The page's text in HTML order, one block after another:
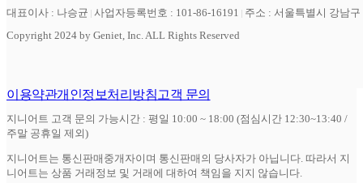
대표이사 : 나승균 사업자등록번호 : 101-86-16191
주소 : 서울특별시 강남
Copyright 2024 by Geniet, Inc. ALL Rights Reserved
이용약관개인정보처리방침고객 문의
지니어트 고객 문의 가능시간 : 평일 10:00 ~ 18:00 (점심시간 12:30~13:40 /
주말 공휴일 제외)
지니어트는 통신판매중개자이며 통신판매의 당사자가 아닙니다. 따라서 지
니어트는 상품 거래정보 및 거래에 대하여 책임을 지지 않습니다.